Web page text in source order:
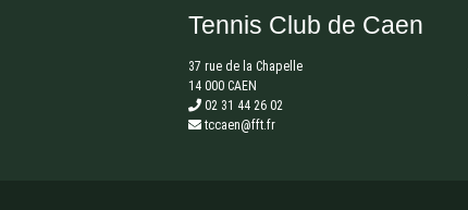
Tennis Club de Caen
37 rue de la Chapelle
14 000 CAEN
02 31 44 26 02
tccaen@fft.fr